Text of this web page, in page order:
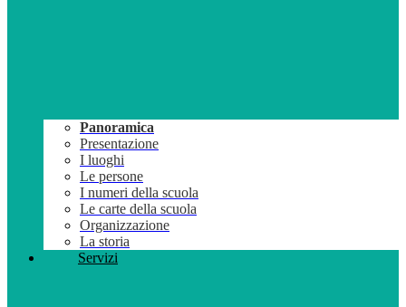
Panoramica
Presentazione
I luoghi
Le persone
I numeri della scuola
Le carte della scuola
Organizzazione
La storia
Servizi